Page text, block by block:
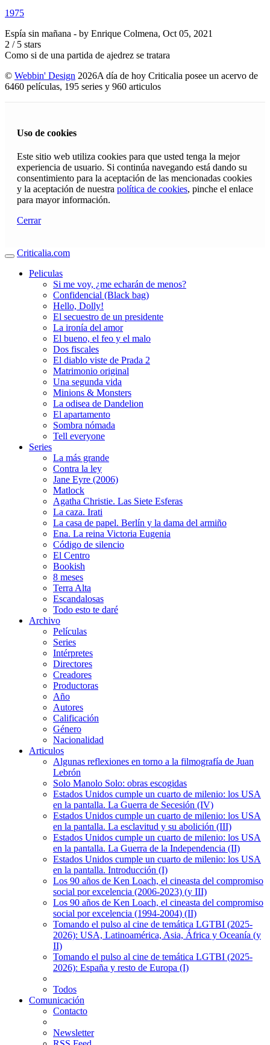
1975
Espía sin mañana - by Enrique Colmena, Oct 05, 2021
2 / 5 stars
Como si de una partida de ajedrez se tratara
© Webbin' Design 2026A día de hoy Criticalia posee un acervo de
6460 películas, 195 series y 960 articulos
Uso de cookies
Este sitio web utiliza cookies para que usted tenga la mejor
experiencia de usuario. Si continúa navegando está dando su
consentimiento para la aceptación de las mencionadas cookies
y la aceptación de nuestra política de cookies, pinche el enlace
para mayor información.
Cerrar
Criticalia.com
Peliculas
Si me voy, ¿me echarán de menos?
Confidencial (Black bag)
Hello, Dolly!
El secuestro de un presidente
La ironía del amor
El bueno, el feo y el malo
Dos fiscales
El diablo viste de Prada 2
Matrimonio original
Una segunda vida
Minions & Monsters
La odisea de Dandelion
El apartamento
Sombra nómada
Tell everyone
Series
La más grande
Contra la ley
Jane Eyre (2006)
Matlock
Agatha Christie. Las Siete Esferas
La caza. Irati
La casa de papel. Berlín y la dama del armiño
Ena. La reina Victoria Eugenia
Código de silencio
El Centro
Bookish
8 meses
Terra Alta
Escandalosas
Todo esto te daré
Archivo
Películas
Series
Intérpretes
Directores
Creadores
Productoras
Año
Autores
Calificación
Género
Nacionalidad
Articulos
Algunas reflexiones en torno a la filmografía de Juan
Lebrón
Solo Manolo Solo: obras escogidas
Estados Unidos cumple un cuarto de milenio: los USA
en la pantalla. La Guerra de Secesión (IV)
Estados Unidos cumple un cuarto de milenio: los USA
en la pantalla. La esclavitud y su abolición (III)
Estados Unidos cumple un cuarto de milenio: los USA
en la pantalla. La Guerra de la Independencia (II)
Estados Unidos cumple un cuarto de milenio: los USA
en la pantalla. Introducción (I)
Los 90 años de Ken Loach, el cineasta del compromiso
social por excelencia (2006-2023) (y III)
Los 90 años de Ken Loach, el cineasta del compromiso
social por excelencia (1994-2004) (II)
Tomando el pulso al cine de temática LGTBI (2025-
2026): USA, Latinoamérica, Asia, África y Oceanía (y
II)
Tomando el pulso al cine de temática LGTBI (2025-
2026): España y resto de Europa (I)
Todos
Comunicación
Contacto
Newsletter